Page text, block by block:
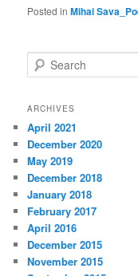
Posted in Mihai
e
r
h
ARCHIVES
April 2021
December 2020
May 2019
December 2018
January 2018
February 2017
April 2016
December 2015
November 2015